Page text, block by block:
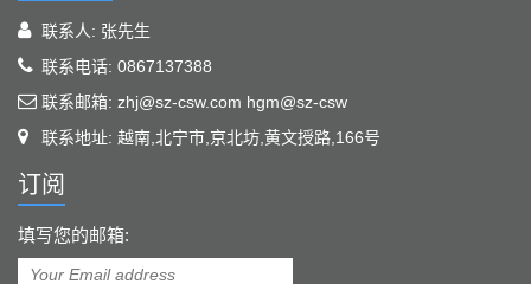
联系人: 张先生
联系电话: 0867137388
联系邮箱: zhj@sz-csw.com hgm@sz-csw
联系地址: 越南,北宁市,京北坊,黄文授路,166号
订阅
填写您的邮箱: